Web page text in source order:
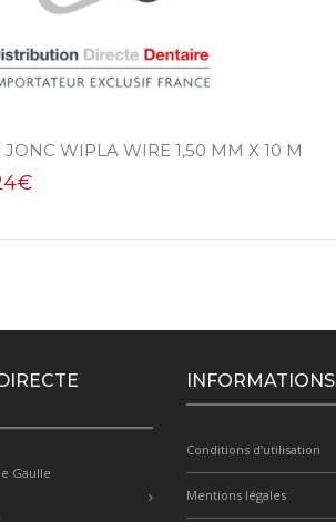
JONC WIPLA WIRE 1,50 MM X 10 M
€
Gaulle
INFORMATIONS
Conditions d’utilisation
Mentions légales